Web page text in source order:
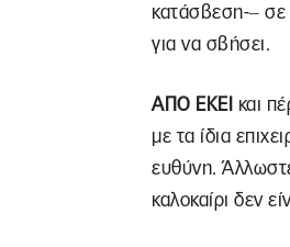
κατάσβεση-‒ σε
για να σβήσει.
ΑΠΟ ΕΚΕΙ και
με τα ίδια
ευθύνη.
καλοκαίρι δεν